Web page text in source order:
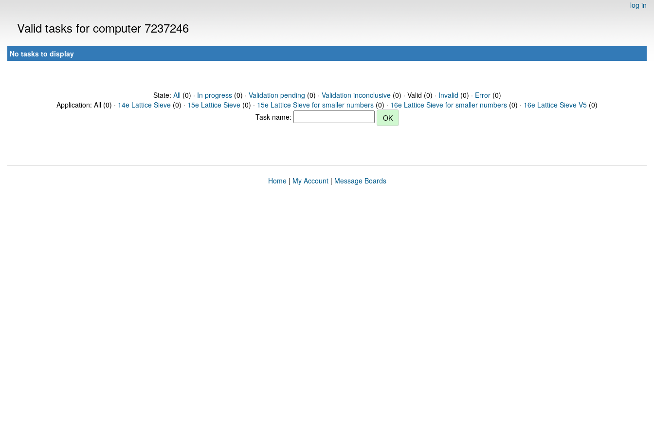
log in
Valid tasks for computer 7237246
No tasks to display
State: All(0) · In progress(0) · Validation pending (0) · Validation inconclusive(0) · Valid (0) · Invalid (0) · Error(0)
Application: All (0) · 14e Lattice Sieve (0) · 15e Lattice Sieve (0) · 15e Lattice Sieve for smaller numbers (0) · 16e Lattice Sieve for smaller numbers (0) · 16e Lattice Sieve V5 (0)
Task name:
Home| My Account| Message Boards